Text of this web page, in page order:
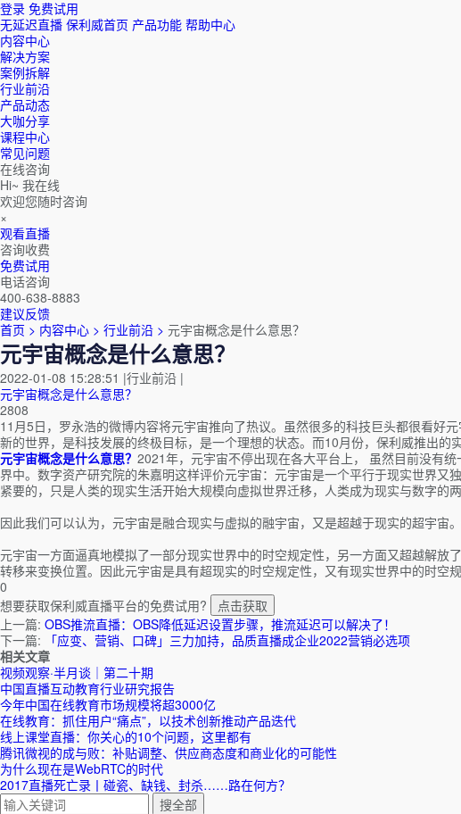
登录 免费试用
无延迟直播 保利威首页 产品功能 帮助中心
内容中心
解决方案
案例拆解
行业前沿
产品动态
大咖分享
课程中心
常见问题
在线咨询
Hi~ 我在线
欢迎您随时咨询
×
观看直播
咨询收费
免费试用
电话咨询
400-638-8883
建议反馈
首页 > 内容中心 > 行业前沿 > 元宇宙概念是什么意思？
元宇宙概念是什么意思？
2022-01-08 15:28:51 |行业前沿 |
元宇宙概念是什么意思？
2808
11月5日，罗永浩的微博内容将元宇宙推向了热议。虽然很多的科技巨头都很看好
新的世界，是科技发展的终极目标，是一个理想的状态。而10月份，保利威推出
元宇宙概念是什么意思？ 2021年，元宇宙不停出现在各大平台上， 虽然目前没有
界中。数字资产研究院的朱嘉明这样评价元宇宙：元宇宙是一个平行于现实世界
紧要的，只是人类的现实生活开始大规模向虚拟世界迁移，人类成为现实与数字的两
因此我们可以认为，元宇宙是融合现实与虚拟的融宇宙，又是超越于现实的超宇宙
元宇宙一方面逼真地模拟了一部分现实世界中的时空规定性，另一方面又超越解
转移来变换位置。因此元宇宙是具有超现实的时空规定性，又有现实世界中的时空规
0
想要获取保利威直播平台的免费试用?
点击获取
上一篇: OBS推流直播：OBS降低延迟设置步骤，推流延迟可以解决了！
下一篇:
「应变、营销、口碑」三力加持，品质直播成企业2022营销必选项
相关文章
视频观察·半月谈｜第二十期
中国直播互动教育行业研究报告
今年中国在线教育市场规模将超3000亿
在线教育：抓住用户“痛点”，以技术创新推动产品迭代
线上课堂直播：你关心的10个问题，这里都有
腾讯微视的成与败：补贴调整、供应商态度和商业化的可能性
为什么现在是WebRTC的时代
2017直播死亡录丨碰瓷、缺钱、封杀……路在何方？